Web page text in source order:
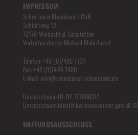
IMPRESSUM
Schreinerei Kleindienst GbR
Schlattweg 12
72178 Waldachtal-Salzstetten
Vertreten durch: Michael Kleindienst
Telefon: +49 (0)7486 7131
Fax: +49 (0)7486 7480
E-Mail: info@kleindienst-schreinerei.de
Umsatzsteuer-ID: DE 177686317
Umsatzsteuer-Identifikationsnummer gemäß
HAFTUNGSAUSSCHLUSS